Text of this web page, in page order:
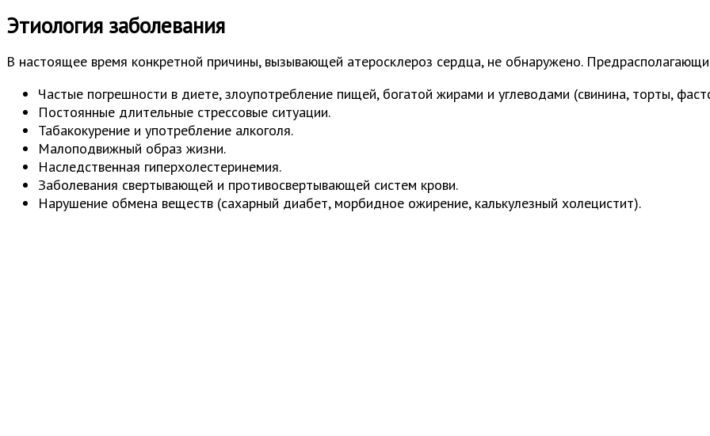
Этиология заболевания
В настоящее время конкретной причины, вызывающей атеросклероз сердца, не обнаружено.
Частые погрешности в диете, злоупотребление пищей, богатой жирами и углеводами (свинина, торты,
Постоянные длительные стрессовые ситуации.
Табакокурение и употребление алкоголя.
Малоподвижный образ жизни.
Наследственная гиперхолестеринемия.
Заболевания свертывающей и противосвертывающей систем крови.
Нарушение обмена веществ (сахарный диабет, морбидное ожирение, калькулезный холецистит).